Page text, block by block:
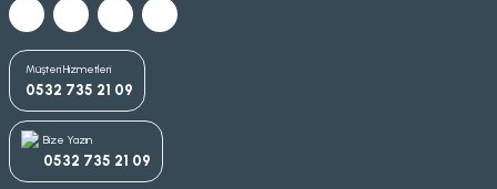
Müşteri Hizmetleri
0532 735 21 09
Bize Yazın
0532 735 21 09